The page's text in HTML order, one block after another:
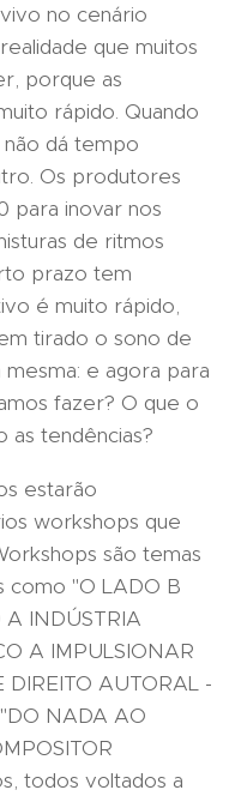
no cenário
que muitos
porque as
rápido. Quando
dá tempo
Os produtores
para inovar nos
de ritmos
prazo tem
é muito rápido,
tirado o sono de
e agora para
fazer? O que o
as tendências?
estarão
workshops que
são temas
como "O LADO B
A INDÚSTRIA
A IMPULSIONAR
DIREITO AUTORAL -
NADA AO
todos voltados a